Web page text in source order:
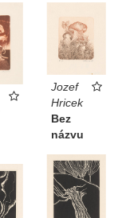
Jozef
Hricek
Bez
názvu